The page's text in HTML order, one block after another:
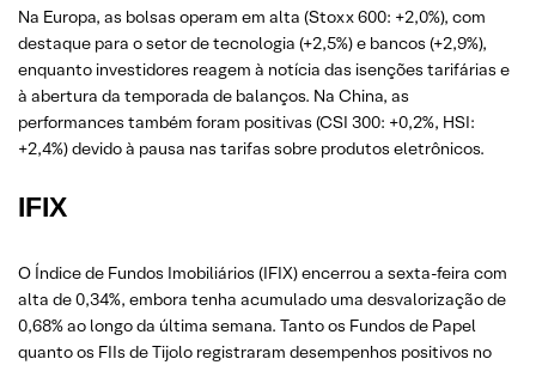
Na Europa, as bolsas operam em alta (Stoxx 600: +2,0%), com
destaque para o setor de tecnologia (+2,5%) e bancos (+2,9%),
enquanto investidores reagem à notícia das isenções tarifárias e
à abertura da temporada de balanços. Na China, as
performances também foram positivas (CSI 300: +0,2%, HSI:
+2,4%) devido à pausa nas tarifas sobre produtos eletrônicos.
IFIX
O Índice de Fundos Imobiliários (IFIX) encerrou a sexta-feira com
alta de 0,34%, embora tenha acumulado uma desvalorização de
0,68% ao longo da última semana. Tanto os Fundos de Papel
quanto os FIIs de Tijolo registraram desempenhos positivos no